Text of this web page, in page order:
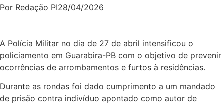
Por Redação PI28/04/2026
A Polícia Militar no dia de 27 de abril intensificou o
policiamento em Guarabira-PB com o objetivo de prevenir
ocorrências de arrombamentos e furtos à residências.
Durante as rondas foi dado cumprimento a um mandado
de prisão contra indivíduo apontado como autor de